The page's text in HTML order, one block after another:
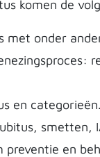
komen de
met onder
en categorieën.
smetten,
preventie en